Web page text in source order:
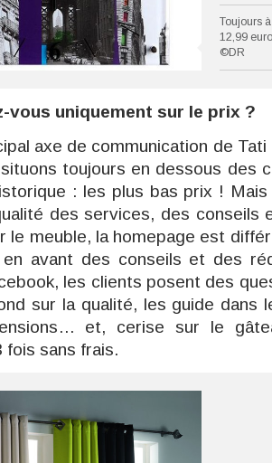
Toujours
12,99
©DR
vous uniquement sur le prix ?
axe de communication de
toujours en dessous des
: les plus bas prix !
des services, des conseils
le meuble, la homepage est
avant des conseils et des
les clients posent des
sur la qualité, les guide dans
et, cerise sur le
fois sans frais.